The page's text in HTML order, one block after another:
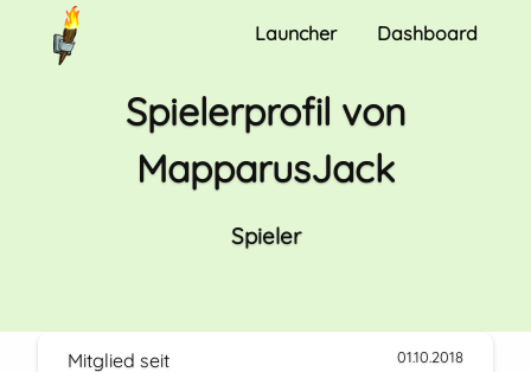
Launcher Dashboard
Spielerprofil von
MapparusJack
Spieler
Mitglied seit 01.10.2018